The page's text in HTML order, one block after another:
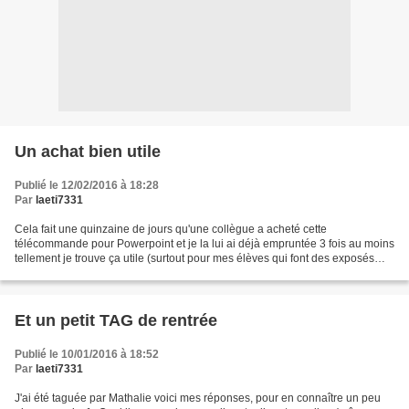
Un achat bien utile
Publié le 12/02/2016 à 18:28
Par laeti7331
Cela fait une quinzaine de jours qu'une collègue a acheté cette
télécommande pour Powerpoint et je la lui ai déjà empruntée 3 fois au moins
tellement je trouve ça utile (surtout pour mes élèves qui font des exposés
Et un petit TAG de rentrée
Publié le 10/01/2016 à 18:52
Par laeti7331
J'ai été taguée par Mathalie voici mes réponses, pour en connaître un peu